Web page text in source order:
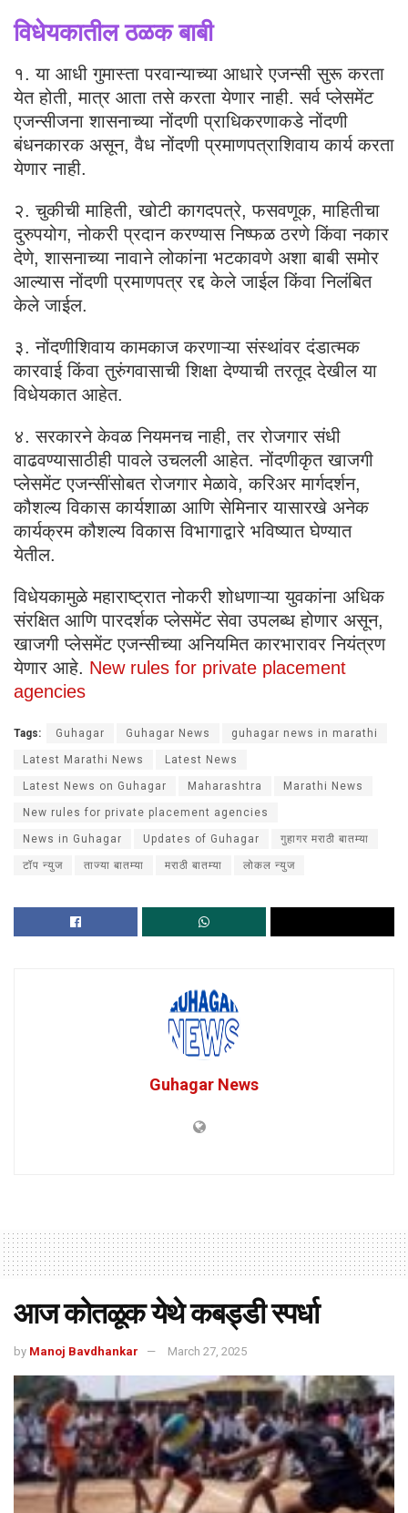
विधेयकातील ठळक बाबी
१. या आधी गुमास्ता परवान्याच्या आधारे एजन्सी सुरू करता
येत होती, मात्र आता तसे करता येणार नाही. सर्व प्लेसमेंट
एजन्सीजना शासनाच्या नोंदणी प्राधिकरणाकडे नोंदणी
बंधनकारक असून, वैध नोंदणी प्रमाणपत्राशिवाय कार्य करता
येणार नाही.
२. चुकीची माहिती, खोटी कागदपत्रे, फसवणूक, माहितीचा
दुरुपयोग, नोकरी प्रदान करण्यास निष्फळ ठरणे किंवा नकार
देणे, शासनाच्या नावाने लोकांना भटकावणे अशा बाबी समोर
आल्यास नोंदणी प्रमाणपत्र रद्द केले जाईल किंवा निलंबित
केले जाईल.
३. नोंदणीशिवाय कामकाज करणाऱ्या संस्थांवर दंडात्मक
कारवाई किंवा तुरुंगवासाची शिक्षा देण्याची तरतूद देखील या
विधेयकात आहेत.
४. सरकारने केवळ नियमनच नाही, तर रोजगार संधी
वाढवण्यासाठीही पावले उचलली आहेत. नोंदणीकृत खाजगी
प्लेसमेंट एजन्सींसोबत रोजगार मेळावे, करिअर मार्गदर्शन,
कौशल्य विकास कार्यशाळा आणि सेमिनार यासारखे अनेक
कार्यक्रम कौशल्य विकास विभागाद्वारे भविष्यात घेण्यात
येतील.
विधेयकामुळे महाराष्ट्रात नोकरी शोधणाऱ्या युवकांना अधिक
संरक्षित आणि पारदर्शक प्लेसमेंट सेवा उपलब्ध होणार असून,
खाजगी प्लेसमेंट एजन्सीच्या अनियमित कारभारावर नियंत्रण
येणार आहे. New rules for private placement
agencies
Tags: Guhagar Guhagar News guhagar news in marathi
Latest Marathi News Latest News
Latest News on Guhagar Maharashtra Marathi News
New rules for private placement agencies
News in Guhagar Updates of Guhagar गुहागर मराठी बातम्या
टॉप न्युज ताज्या बातम्या मराठी बातम्या लोकल न्युज
Guhagar News
आज कोतळूक येथे कबड्डी स्पर्धा
by Manoj Bavdhankar March 27, 2025